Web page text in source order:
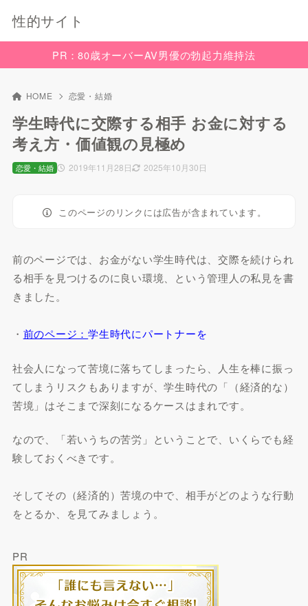
性的サイト
PR：80歳オーバーAV男優の勃起力維持法
HOME 恋愛・結婚
学生時代に交際する相手 お金に対する
考え方・価値観の見極め
2019年11月28日 2025年10月30日
恋愛・結婚
このページのリンクには広告が含まれています。
前のページでは、お金がない学生時代は、交際を続けられ
る相手を見つけるのに良い環境、という管理人の私見を書
きました。
・ 前のページ：学生時代にパートナーを
社会人になって苦境に落ちてしまったら、人生を棒に振っ
てしまうリスクもありますが、学生時代の「（経済的な）
苦境」はそこまで深刻になるケースはまれです。
なので、「若いうちの苦労」ということで、いくらでも経
験しておくべきです。
そしてその（経済的）苦境の中で、相手がどのような行動
をとるか、を見てみましょう。
PR